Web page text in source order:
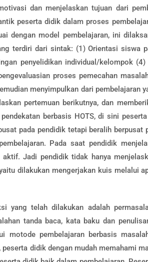
dan menjelaskan tujuan dari
peserta didik dalam proses
dengan model pembelajaran, ini
terdiri dari sintak: (1) Orientasi siswa
penyelidikan individual/kelompok
proses pemecahan
menyimpulkan dari pembelajaran
pertemuan berikutnya, dan
berbasis HOTS, di sini
pada pendidik tetapi beralih
Pada saat pendidik
Jadi pendidik tidak hanya
dilakukan mengerjakan kuis melalui
yang telah dilakukan adalah
tanda baca, kata baku dan
motode pembelajaran berbasis
peserta didik dengan mudah memahami